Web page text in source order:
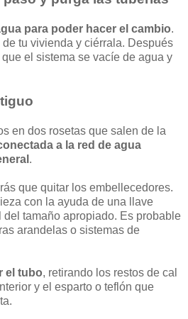
para poder hacer el cambio.
tu vivienda y ciérrala. Después
el sistema se vacíe de agua y
en dos rosetas que salen de la
a la red de agua
.
que quitar los embellecedores.
con la ayuda de una llave
tamaño apropiado. Es probable
arandelas o sistemas de
el tubo, retirando los restos de cal
y el esparto o teflón que